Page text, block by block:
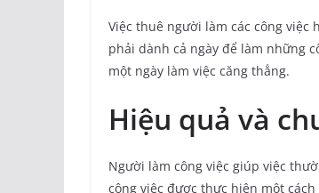
Việc thuê người làm các công
phải dành cả ngày để làm những
một ngày làm việc căng thẳng.
Hiệu quả và
Người làm công việc giúp việc
công việc được thực hiện một